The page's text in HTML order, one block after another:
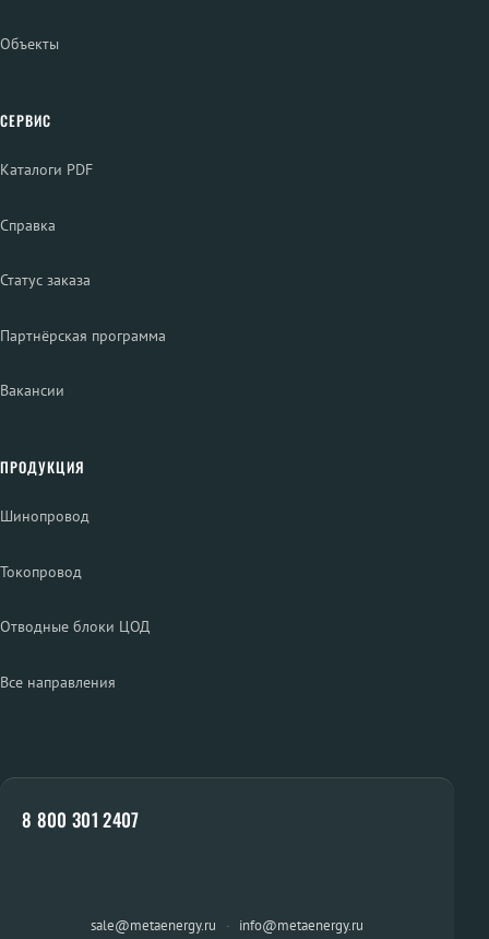
Объекты
СЕРВИС
Каталоги PDF
Справка
Статус заказа
Партнёрская программа
Вакансии
ПРОДУКЦИЯ
Шинопровод
Токопровод
Отводные блоки ЦОД
Все направления
8 800 301 2407
sale@metaenergy.ru · info@metaenergy.ru